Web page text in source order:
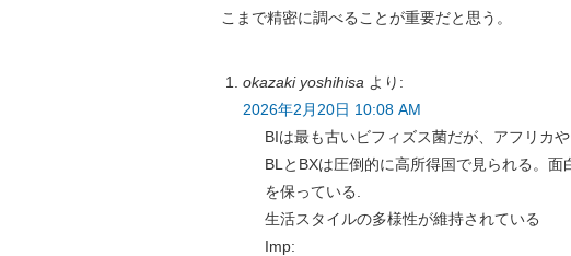
こまで精密に調べることが重要だと思う。
okazaki yoshihisa より:
2026年2月20日 10:08 AM
BIは最も古いビフィズス菌だが、アフリカや
BLとBXは圧倒的に高所得国で見られる。
を保っている.
生活スタイルの多様性が維持されている
Imp: